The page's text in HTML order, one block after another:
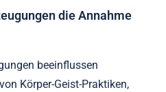
Funktion und die
stimmen mit den Zielen
Geräten, ermöglicht
Zustände in Echtzeit zu